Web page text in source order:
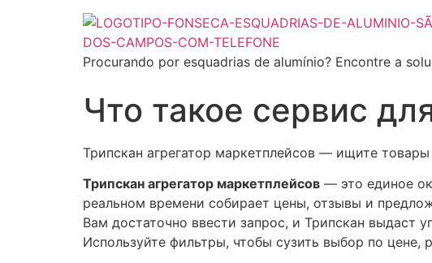
Procurando por esquadrias de alumínio? Encontre a
Что такое сервис
Трипскан агрегатор маркетплейсов — ищите товары
Трипскан агрегатор маркетплейсов — это единое
реальном времени собирает цены, отзывы и
Вам достаточно ввести запрос, и Трипскан выдаст
Используйте фильтры, чтобы сузить выбор по